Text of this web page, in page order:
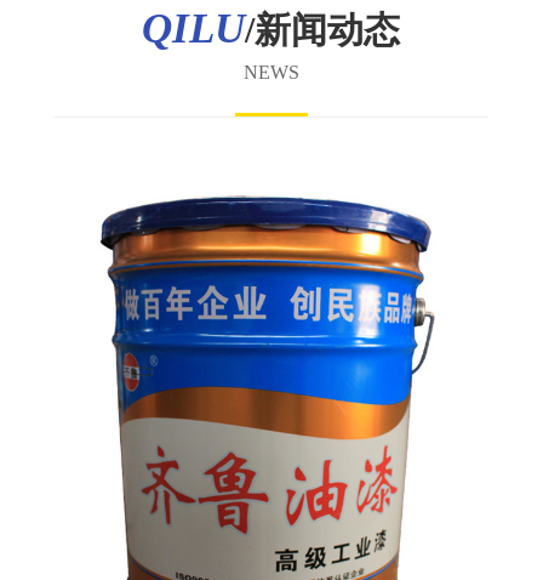
QILU/新闻动态
NEWS